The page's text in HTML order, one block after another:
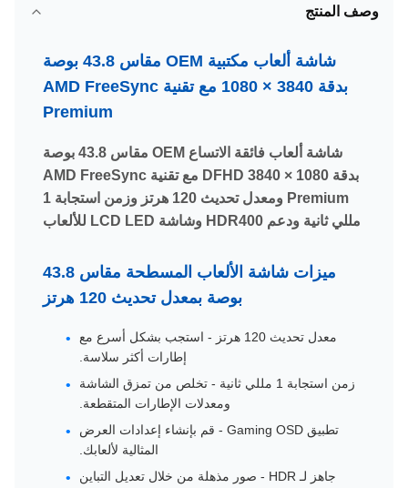
وصف المنتج
شاشة ألعاب مكتبية OEM مقاس 43.8 بوصة
بدقة 3840 × 1080 مع تقنية AMD FreeSync
Premium
شاشة ألعاب فائقة الاتساع OEM مقاس 43.8 بوصة
بدقة DFHD 3840 × 1080 مع تقنية AMD FreeSync
Premium ومعدل تحديث 120 هرتز وزمن استجابة 1
مللي ثانية ودعم HDR400 وشاشة LCD LED للألعاب
ميزات شاشة الألعاب المسطحة مقاس 43.8
بوصة بمعدل تحديث 120 هرتز
معدل تحديث 120 هرتز - استجب بشكل أسرع مع
إطارات أكثر سلاسة.
زمن استجابة 1 مللي ثانية - تخلص من تمزق الشاشة
ومعدلات الإطارات المتقطعة.
تطبيق Gaming OSD - قم بإنشاء إعدادات العرض
المثالية لألعابك.
جاهز لـ HDR - صور مذهلة من خلال تعديل التباين